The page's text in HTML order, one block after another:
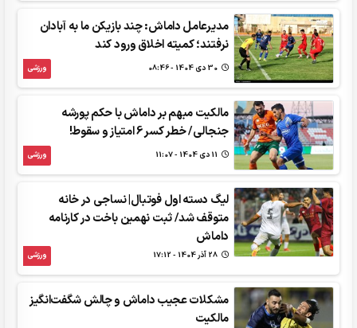
مدیرعامل داماش: چند بازیکن ما به آبادان
نرفتند؛ کمیته اخلاق ورود کند
ورزشی
مالکیت مبهم بر داماش با حکم پورشه
جنجالی/ خطر کسر 6 امتیاز و سقوط!
ورزشی
لیگ دسته اول فوتبال| نساجی در خانه
متوقف شد/ ثبت نهمین باخت در کارنامه
داماش
ورزشی
مشکلات عجیب داماش و چالش شگفت‌انگیز
مالکیت